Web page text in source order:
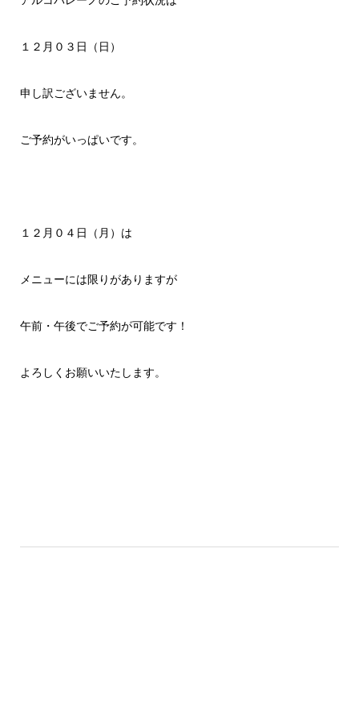
１２月０３日（日）
申し訳ございません。
ご予約がいっぱいです。
１２月０４日（月）は
メニューには限りがありますが
午前・午後でご予約が可能です！
よろしくお願いいたします。